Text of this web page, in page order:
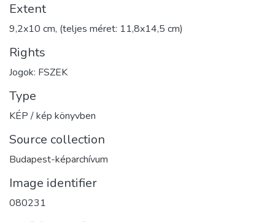
Extent
9,2x10 cm, (teljes méret: 11,8x14,5 cm)
Rights
Jogok: FSZEK
Type
KÉP / kép könyvben
Source collection
Budapest-képarchívum
Image identifier
080231